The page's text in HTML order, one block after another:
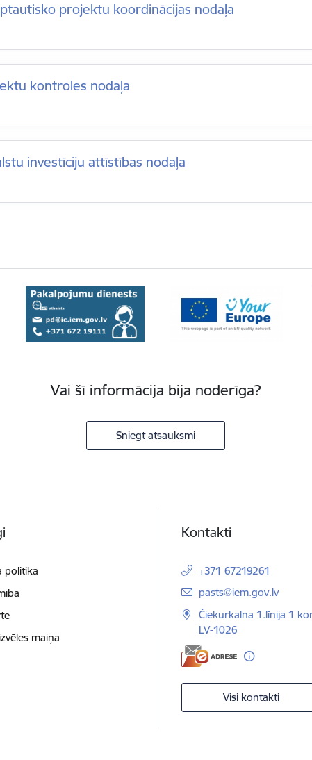
projektu koordinācijas nodaļa
kontroles nodaļa
investīciju attīstības nodaļa
Vai šī informācija bija noderīga?
Sniegt atsauksmi
politika
maiņa
Kontakti
+371 67219261
E-pasts:
pasts@iem.gov.lv
Čiekurkalna 1.līnija 1
LV-1026
Visi kontakti